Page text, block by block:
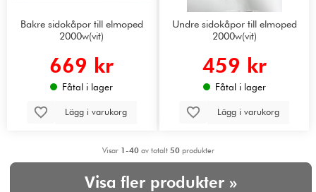
Bakre sidokåpor till elmoped
2000w(vit)
669 kr
Fåtal i lager
Lägg i varukorg
Undre sidokåpor till elmoped
2000w(vit)
459 kr
Fåtal i lager
Lägg i varukorg
Visar 1-40av totalt 50produkter
Visa fler produkter »